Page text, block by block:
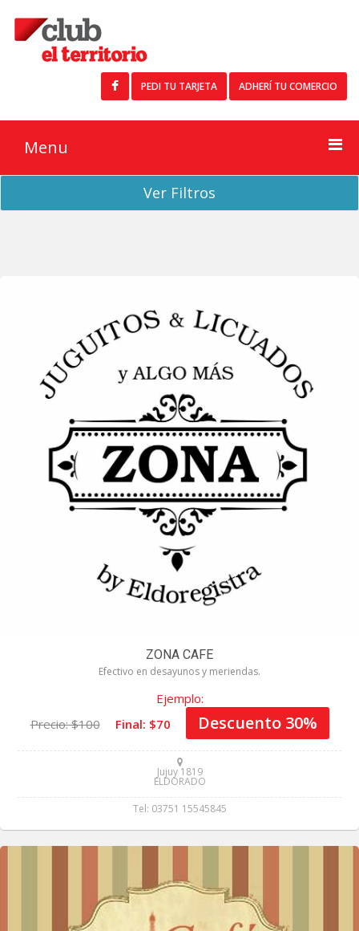
PEDI TU TARJETA ADHERÍ TU COMERCIO
Menu
Categorias
Gastronomía
Compras
Entretenimiento
Eventos
Ver Filtros
ZONA CAFE
Efectivo en desayunos y meriendas.
Ejemplo:
Precio: $100
Final: $70 Descuento 30%
Jujuy 1819
ELDORADO
Tel: 03751 15545845